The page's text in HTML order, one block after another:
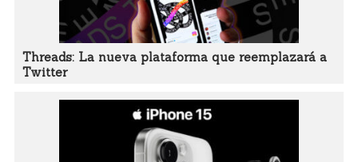
Threads: La nueva plataforma que reemplazará a
Twitter